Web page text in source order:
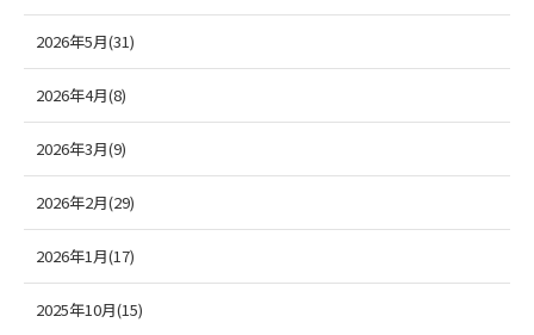
2026年5月(31)
2026年4月(8)
2026年3月(9)
2026年2月(29)
2026年1月(17)
2025年10月(15)